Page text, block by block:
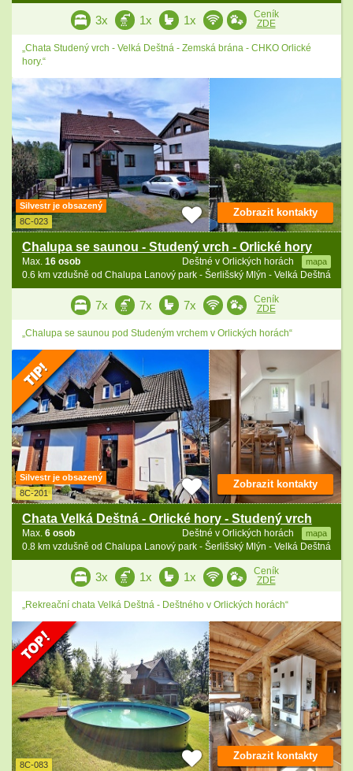
3x 1x 1x
Ceník
ZDE
„Chata Studený vrch - Velká Deštná - Zemská brána - CHKO Orlické
hory.“
Silvestr je obsazený
8C-023
Chalupa se saunou - Studený vrch - Orlické hory
Deštné v Orlických horách mapa
Max. 16 osob
0.6 km vzdušně od Chalupa Lanový park - Šerlišský Mlýn - Velká Deštná
Zobrazit kontakty
7x 7x 7x
Ceník
ZDE
„Chalupa se saunou pod Studeným vrchem v Orlických horách“
Silvestr je obsazený
8C-201
Chata Velká Deštná - Orlické hory - Studený vrch
Deštné v Orlických horách mapa
Max. 6 osob
0.8 km vzdušně od Chalupa Lanový park - Šerlišský Mlýn - Velká Deštná
Zobrazit kontakty
3x 1x 1x
Ceník
ZDE
„Rekreační chata Velká Deštná - Deštného v Orlických horách“
8C-083
Zobrazit kontakty